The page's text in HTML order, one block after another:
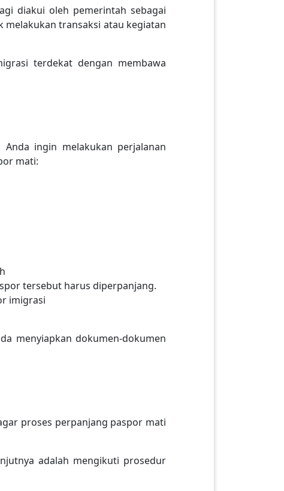
diakui oleh pemerintah sebagai
melakukan transaksi atau kegiatan
terdekat dengan membawa
ingin melakukan perjalanan
mati:
tersebut harus diperpanjang.
imigrasi
menyiapkan dokumen-dokumen
proses perpanjang paspor mati
adalah mengikuti prosedur